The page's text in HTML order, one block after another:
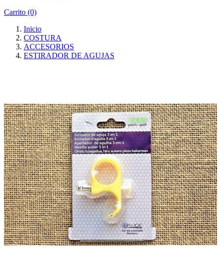
Carrito (0)
Inicio
COSTURA
ACCESORIOS
ESTIRADOR DE AGUJAS